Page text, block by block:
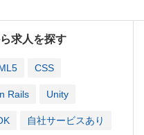
求人を探す
CSS
Rails Unity
自社サービスあり